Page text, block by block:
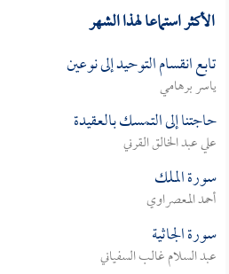
الأكثر استماعا لهذا الشهر
تابع انقسام التوحيد إلى نوعين
ياسر برهامي
حاجتنا إلى التمسك بالعقيدة
علي عبد الخالق القرني
سورة الملك
أحمد المعصراوي
سورة الجاثية
عبد السلام غالب السفياني